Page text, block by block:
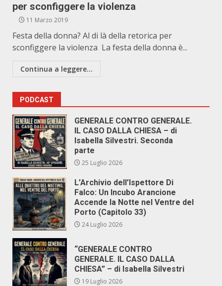
per sconfiggere la violenza
11 Marzo 2019
Festa della donna? Al di là della retorica per
sconfiggere la violenza La festa della donna è...
Continua a leggere...
PODCAST
GENERALE CONTRO GENERALE.
IL CASO DALLA CHIESA – di
Isabella Silvestri. Seconda
parte
25 Luglio 2026
L’Archivio dell’Ispettore Di
Falco: Un Incubo Arancione
Accende la Notte nel Ventre del
Porto (Capitolo 33)
24 Luglio 2026
“GENERALE CONTRO
GENERALE. IL CASO DALLA
CHIESA” – di Isabella Silvestri
19 Luglio 2026